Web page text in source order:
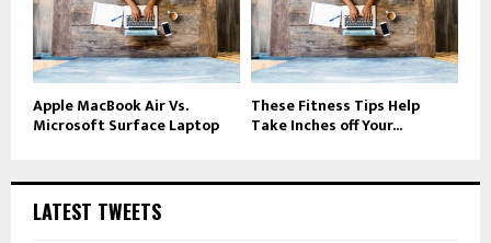
Apple MacBook Air Vs.
Microsoft Surface Laptop
These Fitness Tips Help
Take Inches off Your...
LATEST TWEETS